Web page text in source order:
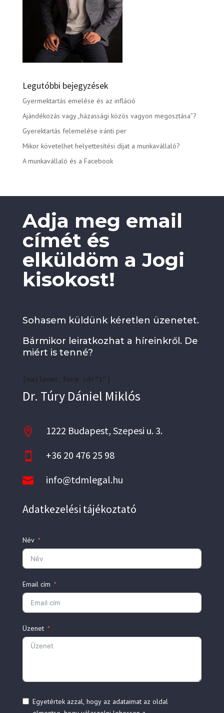
Legutóbbi bejegyzések
Gyermektartás emelése és az infláció
Ajándékozás vagy „házassági közös vagyon megosztása”?
Gyerektartás felemelése iránti per
Mikor követelhet helyettesítési díjat a munkavállaló?
A munkavállaló és a Facebook
Adja meg email
címét és
elküldöm a Jogi
kisokost!
Sohasem küldünk kéretlen üzenetet.
Bármikor leiratkozhat a híreinkről. De
miért is tenné?
[mailpoet_form id="1"]
Dr. Túry Dániel Miklós
 1222 Budapest, Szepesi u. 3.
 +36 20 476 25 98
 info@tdmlegal.hu
Adatkezelési tájékoztató
Név
Email cím
Üzenet
Egyetértek azzal, hogy az adataimat az oldal